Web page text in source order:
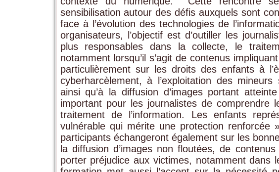
sensibilisation autour des défis auxquels sont
face à l’évolution des technologies de
organisateurs, l’objectif est d’outiller les
plus responsables dans la collecte, le
notamment lorsqu’il s’agit de contenus
particulièrement sur les droits des enfants à
cyberharcèlement, à l’exploitation des
ainsi qu’à la diffusion d’images portant
important pour les journalistes de comprendre
traitement de l’information. Les enfants
vulnérable qui mérite une protection renforcée
participants échangeront également sur les
la diffusion d’images non floutées, de
porter préjudice aux victimes, notamment dans